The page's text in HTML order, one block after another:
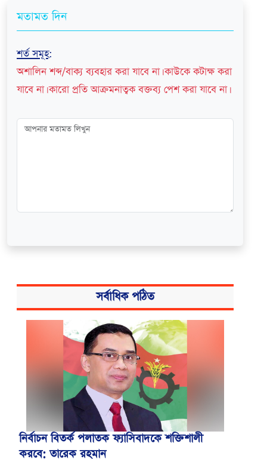
মতামত দিন
শর্ত সমূহ:
অশালিন শব্দ/বাক্য ব্যবহার করা যাবে না। কাউকে কটাক্ষ করা
যাবে না। কারো প্রতি আক্রমনাত্বক বক্তব্য পেশ করা যাবে না।
সর্বাধিক পঠিত
নির্বাচন বিতর্ক পলাতক ফ্যাসিবাদকে শক্তিশালী
করবে: তারেক রহমান